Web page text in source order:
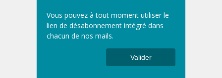
Vous pouvez à tout moment utiliser le
lien de désabonnement intégré dans
chacun de nos mails.